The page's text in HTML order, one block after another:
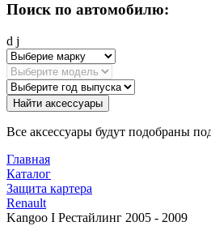
Поиск по автомобилю:
d j
Найти аксессуары
Все аксессуары будут подобраны
Главная
Каталог
Защита картера
Renault
Kangoo I Рестайлинг 2005 - 2009